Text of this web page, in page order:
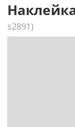
s2891)